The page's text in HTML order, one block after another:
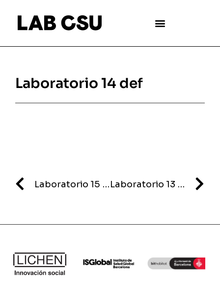
Laboratorio 14 def
Laboratorio 15 def Laboratorio 13 def